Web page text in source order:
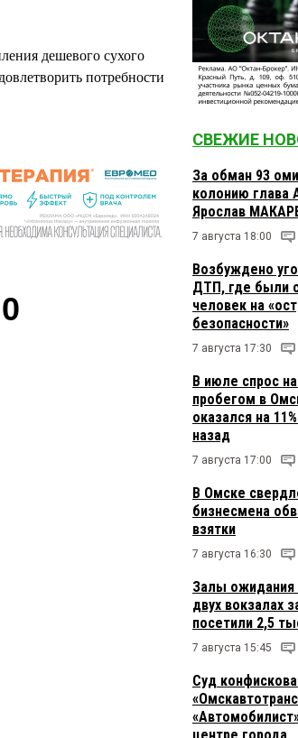
дешевого сухого
потребности
0
СВЕЖИЕ
За обман 93
колонию глава
Ярослав
7 августа 18:00
Возбуждено
ДТП, где были
человек на
безопасности»
7 августа 17:30
В июле спрос
пробегом в
оказался на
назад
7 августа 17:00
В Омске
бизнесмена
взятки
7 августа 16:30
Залы ожидания
двух вокзалах
посетили 2,5
7 августа 15:45
Суд